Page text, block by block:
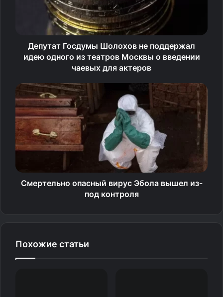
оперы» и «Анна Каренина». Его мастерство и талант
помогают раскрыть всю сложность и глубину этого
противоречивого персонажа.
Где: «Театриум»
Когда: 30 июня в 19:00
Как приобрести билеты: сайт театра https://sa-
teatr.ru/afisha/ Телефон офиса: +7 (495) 626-41-95
Источник
Депутат Госдумы Шолохов не поддержал
идею одного из театров Москвы о введении
чаевых для актеров
Смертельно опасный вирус Эбола вышел из-
под контроля
Похожие статьи